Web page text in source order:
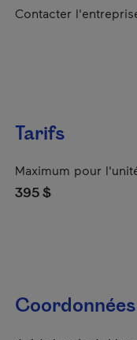
Contacter
Tarifs
Maximum pour
395 $
Coordonnées